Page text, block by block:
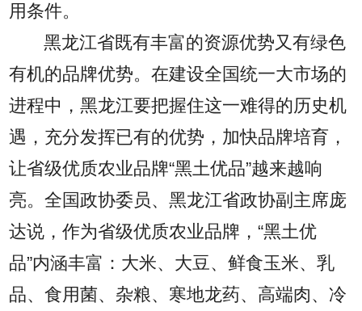
用条件。
黑龙江省既有丰富的资源优势又有绿色
有机的品牌优势。在建设全国统一大市场的
进程中，黑龙江要把握住这一难得的历史机
遇，充分发挥已有的优势，加快品牌培育，
让省级优质农业品牌“黑土优品”越来越响
亮。全国政协委员、黑龙江省政协副主席庞
达说，作为省级优质农业品牌，“黑土优
品”内涵丰富：大米、大豆、鲜食玉米、乳
品、食用菌、杂粮、寒地龙药、高端肉、冷